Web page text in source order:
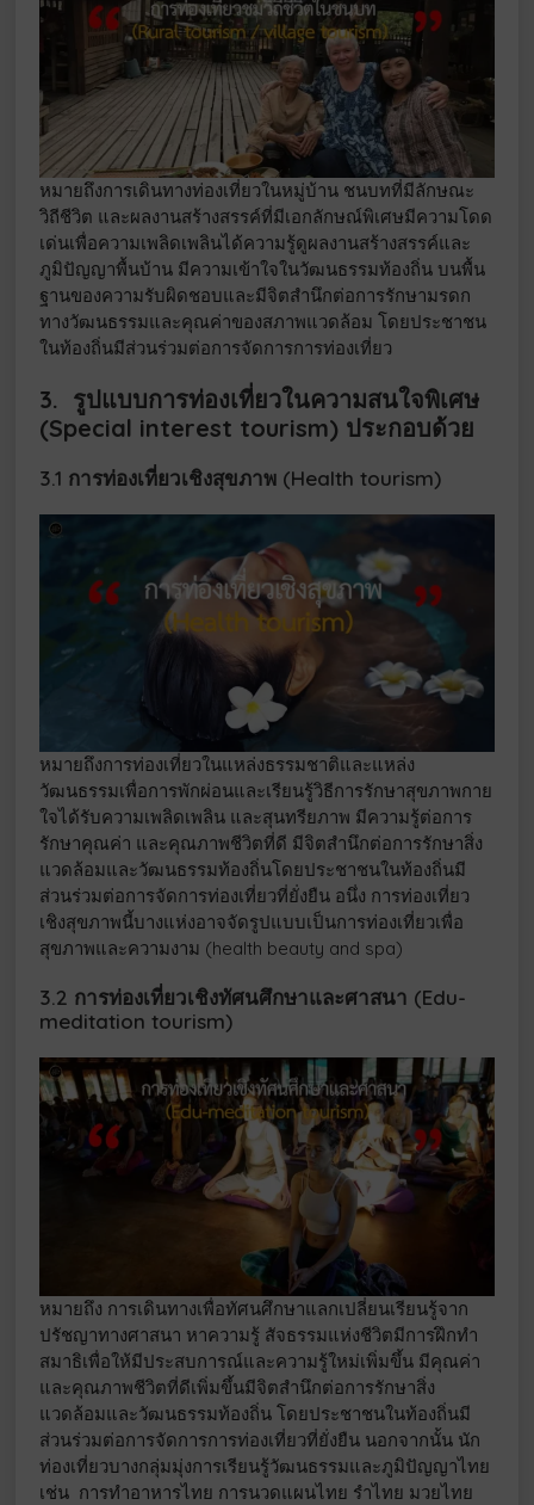
หมายถึงการเดินทางท่องเที่ยวในหมู่บ้าน ชนบทที่มีลักษณะ
วิถีชีวิต และผลงานสร้างสรรค์ที่มีเอกลักษณ์พิเศษมีความโดด
เด่นเพื่อความเพลิดเพลินได้ความรู้ดูผลงานสร้างสรรค์และ
ภูมิปัญญาพื้นบ้าน มีความเข้าใจในวัฒนธรรมท้องถิ่น บนพื้น
ฐานของความรับผิดชอบและมีจิตสำนึกต่อการรักษามรดก
ทางวัฒนธรรมและคุณค่าของสภาพแวดล้อม โดยประชาชน
ในท้องถิ่นมีส่วนร่วมต่อการจัดการการท่องเที่ยว
3. รูปแบบการท่องเที่ยวในความสนใจพิเศษ
(Special interest tourism) ประกอบด้วย
3.1 การท่องเที่ยวเชิงสุขภาพ (Health tourism)
หมายถึงการท่องเที่ยวในแหล่งธรรมชาติและแหล่ง
วัฒนธรรมเพื่อการพักผ่อนและเรียนรู้วิธีการรักษาสุขภาพกาย
ใจได้รับความเพลิดเพลิน และสุนทรียภาพ มีความรู้ต่อการ
รักษาคุณค่า และคุณภาพชีวิตที่ดี มีจิตสำนึกต่อการรักษาสิ่ง
แวดล้อมและวัฒนธรรมท้องถิ่นโดยประชาชนในท้องถิ่นมี
ส่วนร่วมต่อการจัดการท่องเที่ยวที่ยั่งยืน อนึ่ง การท่องเที่ยว
เชิงสุขภาพนี้บางแห่งอาจจัดรูปแบบเป็นการท่องเที่ยวเพื่อ
สุขภาพและความงาม (health beauty and spa)
3.2 การท่องเที่ยวเชิงทัศนศึกษาและศาสนา (Edu-
meditation tourism)
หมายถึง การเดินทางเพื่อทัศนศึกษาแลกเปลี่ยนเรียนรู้จาก
ปรัชญาทางศาสนา หาความรู้ สัจธรรมแห่งชีวิตมีการฝึกทำ
สมาธิเพื่อให้มีประสบการณ์และความรู้ใหม่เพิ่มขึ้น มีคุณค่า
และคุณภาพชีวิตที่ดีเพิ่มขึ้นมีจิตสำนึกต่อการรักษาสิ่ง
แวดล้อมและวัฒนธรรมท้องถิ่น โดยประชาชนในท้องถิ่นมี
ส่วนร่วมต่อการจัดการการท่องเที่ยวที่ยั่งยืน นอกจากนั้น นัก
ท่องเที่ยวบางกลุ่มมุ่งการเรียนรู้วัฒนธรรมและภูมิปัญญาไทย
เช่น การทำอาหารไทย การนวดแผนไทย รำไทย มวยไทย